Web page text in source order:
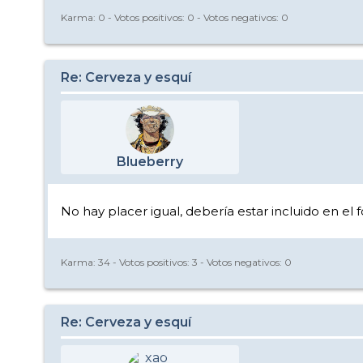
Karma: 0 - Votos positivos: 0 - Votos negativos: 0
Re: Cerveza y esquí
Blueberry
No hay placer igual, debería estar incluido en el
Karma: 34 - Votos positivos: 3 - Votos negativos: 0
Re: Cerveza y esquí